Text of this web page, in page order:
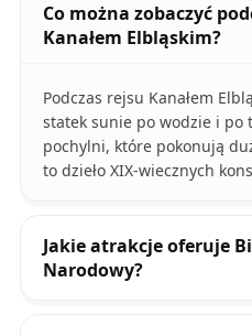
Co można zobaczyć
Kanałem Elbląskim?
Podczas rejsu Kanałem
statek sunie po wodzie i po
pochylni, które pokonują
to dzieło XIX-wiecznych
Jakie atrakcje oferuje
Narodowy?